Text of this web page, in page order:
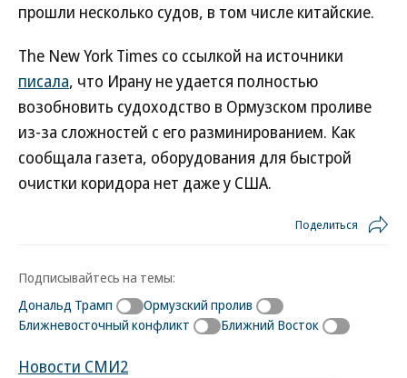
прошли несколько судов, в том числе китайские.
The New York Times со ссылкой на источники
писала, что Ирану не удается полностью
возобновить судоходство в Ормузском проливе
из-за сложностей с его разминированием. Как
сообщала газета, оборудования для быстрой
очистки коридора нет даже у США.
Поделиться
Подписывайтесь на темы:
Дональд Трамп
Ормузский пролив
Ближневосточный конфликт
Ближний Восток
Новости СМИ2